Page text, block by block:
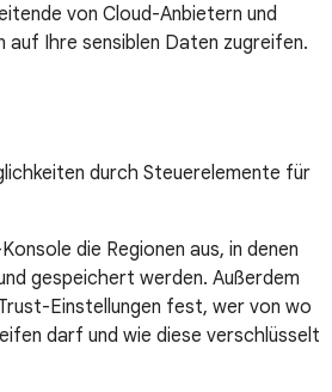
von Cloud-Anbietern und
auf Ihre sensiblen Daten zugreifen.
durch Steuerelemente für
die Regionen aus, in denen
gespeichert werden. Außerdem
Einstellungen fest, wer von wo
darf und wie diese verschlüsselt